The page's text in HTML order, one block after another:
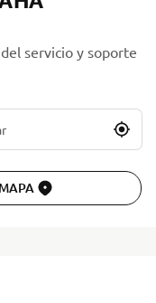
servicio y soporte